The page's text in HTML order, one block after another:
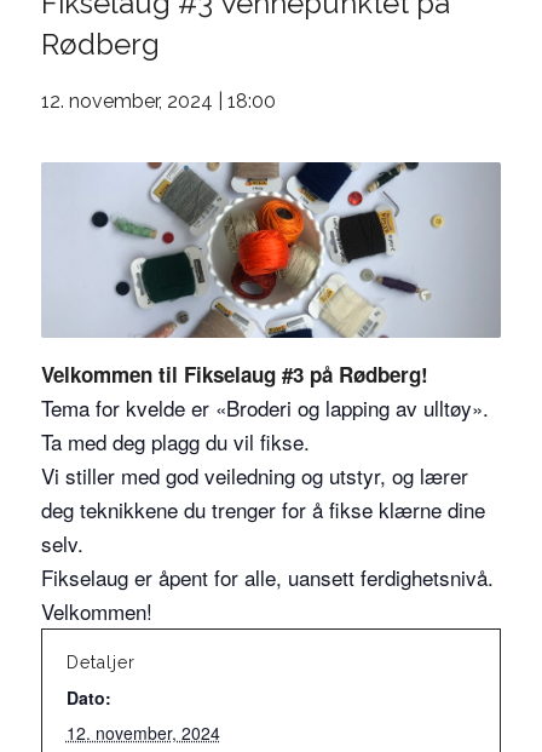
Rødberg
12. november, 2024 | 18:00
Velkommen til Fikselaug #3 på Rødberg!
Tema for kvelde er «Broderi og lapping av ulltøy».
Ta med deg plagg du vil fikse.
Vi stiller med god veiledning og utstyr, og lærer
deg teknikkene du trenger for å fikse klærne dine
selv.
Fikselaug er åpent for alle, uansett ferdighetsnivå.
Velkommen!
Detaljer
Dato:
12. november, 2024